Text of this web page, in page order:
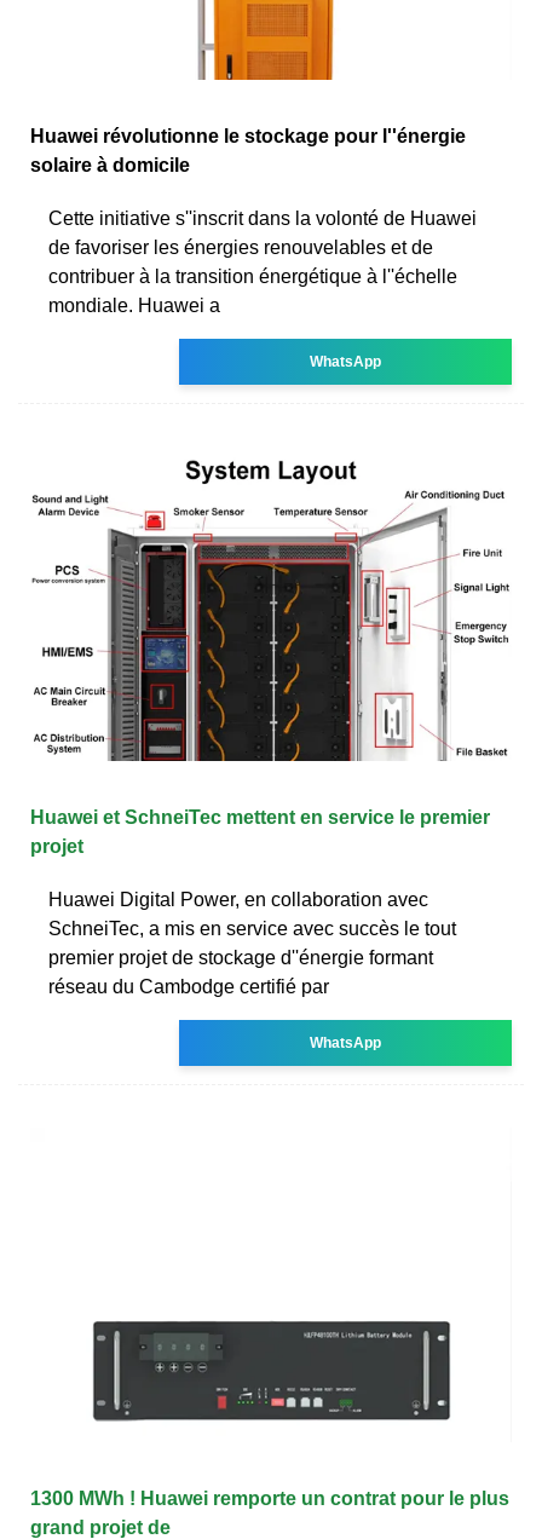
Huawei révolutionne le stockage pour l''énergie
solaire à domicile
Cette initiative s''inscrit dans la volonté de Huawei
de favoriser les énergies renouvelables et de
contribuer à la transition énergétique à l''échelle
mondiale. Huawei a
WhatsApp
Huawei et SchneiTec mettent en service le premier
projet
Huawei Digital Power, en collaboration avec
SchneiTec, a mis en service avec succès le tout
premier projet de stockage d''énergie formant
réseau du Cambodge certifié par
WhatsApp
1300 MWh ! Huawei remporte un contrat pour le plus
grand projet de